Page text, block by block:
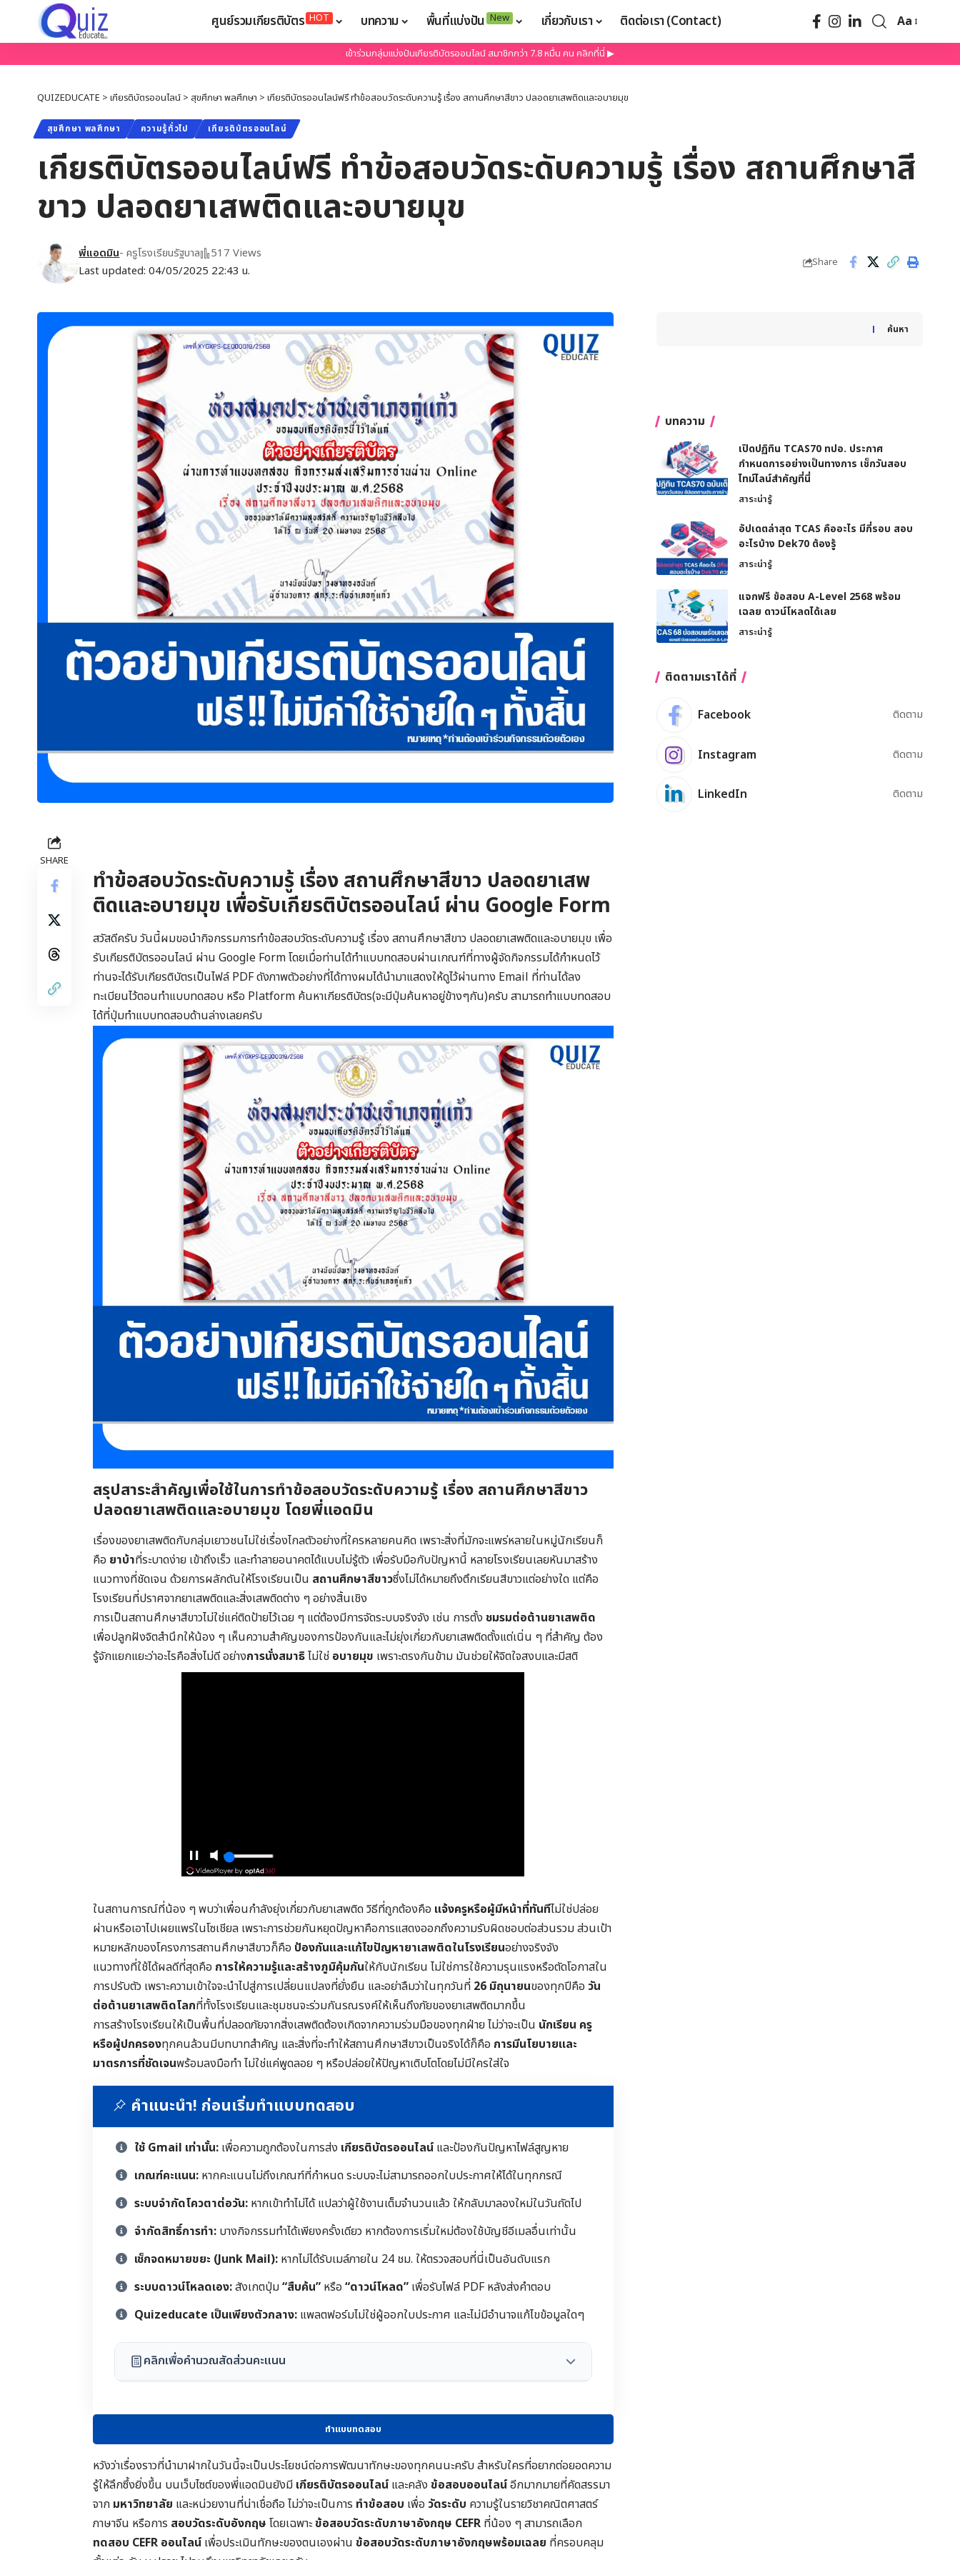
ศูนย์รวมเกียรติบัตร HOT บทความ พื้นที่แบ่งปัน New เกี่ยวกับเรา ติดต่อเรา (Contact) Aa
เข้าร่วมกลุ่มแบ่งปันเกียรติบัตรออนไลน์ สมาชิกกว่า 7.8 หมื่น คน คลิกที่นี่ ▶
QUIZEDUCATE > เกียรติบัตรออนไลน์ > สุขศึกษา พลศึกษา > เกียรติบัตรออนไลน์ฟรี ทำข้อสอบวัดระดับความรู้ เรื่อง สถานศึกษาสีขาว ปลอดยาเสพติดและอบายมุข
สุขศึกษา พลศึกษา ความรู้ทั่วไป เกียรติบัตรออนไลน์
เกียรติบัตรออนไลน์ฟรี ทำข้อสอบวัดระดับความรู้ เรื่อง สถานศึกษาสี
ขาว ปลอดยาเสพติดและอบายมุข
Last updated: 04/05/2025 22:43 น.
พี่แอดมิน- ครูโรงเรียนรัฐบาล 517 Views
Share
SHARE
ทำข้อสอบวัดระดับความรู้ เรื่อง สถานศึกษาสีขาว ปลอดยาเสพ
ติดและอบายมุข เพื่อรับเกียรติบัตรออนไลน์ ผ่าน Google Form
สวัสดีครับ วันนี้ผมขอนำกิจกรรมการทำข้อสอบวัดระดับความรู้ เรื่อง สถานศึกษาสีขาว ปลอดยาเสพติดและอบายมุข เพื่อ
รับเกียรติบัตรออนไลน์ ผ่าน Google Form โดยเมื่อท่านได้ทำแบบทดสอบผ่านเกณฑ์ที่ทางผู้จัดกิจกรรมได้กำหนดไว้
ท่านจะได้รับเกียรติบัตรเป็นไฟล์ PDF ดังภาพตัวอย่างที่ได้ทางผมได้นำมาแสดงให้ดูไว้ผ่านทาง Email ที่ท่านได้ลง
ทะเบียนไว้ตอนทำแบบทดสอบ หรือ Platform ค้นหาเกียรติบัตร(จะมีปุ่มค้นหาอยู่ข้างๆกัน)ครับ สามารถทำแบบทดสอบ
ได้ที่ปุ่มทำแบบทดสอบด้านล่างเลยครับ
สรุปสาระสำคัญเพื่อใช้ในการทำข้อสอบวัดระดับความรู้ เรื่อง สถานศึกษาสีขาว
ปลอดยาเสพติดและอบายมุข โดยพี่แอดมิน
​เรื่องของยาเสพติดกับกลุ่มเยาวชนไม่ใช่เรื่องไกลตัวอย่างที่ใครหลายคนคิด เพราะสิ่งที่มักจะแพร่หลายในหมู่นักเรียนก็
คือ ยาบ้าที่ระบาดง่าย เข้าถึงเร็ว และทำลายอนาคตได้แบบไม่รู้ตัว เพื่อรับมือกับปัญหานี้ หลายโรงเรียนเลยหันมาสร้าง
แนวทางที่ชัดเจน ด้วยการผลักดันให้โรงเรียนเป็น สถานศึกษาสีขาวซึ่งไม่ได้หมายถึงตึกเรียนสีขาวแต่อย่างใด แต่คือ
โรงเรียนที่ปราศจากยาเสพติดและสิ่งเสพติดต่าง ๆ อย่างสิ้นเชิง
การเป็นสถานศึกษาสีขาวไม่ใช่แค่ติดป้ายไว้เฉย ๆ แต่ต้องมีการจัดระบบจริงจัง เช่น การตั้ง ชมรมต่อต้านยาเสพติด
เพื่อปลูกฝังจิตสำนึกให้น้อง ๆ เห็นความสำคัญของการป้องกันและไม่ยุ่งเกี่ยวกับยาเสพติดตั้งแต่เนิ่น ๆ ที่สำคัญ ต้อง
รู้จักแยกแยะว่าอะไรคือสิ่งไม่ดี อย่างการนั่งสมาธิไม่ใช่ อบายมุข เพราะตรงกันข้าม มันช่วยให้จิตใจสงบและมีสติ
ในสถานการณ์ที่น้อง ๆ พบว่าเพื่อนกำลังยุ่งเกี่ยวกับยาเสพติด วิธีที่ถูกต้องคือ แจ้งครูหรือผู้มีหน้าที่ทันทีไม่ใช่ปล่อย
ผ่านหรือเอาไปเผยแพร่ในโซเชียล เพราะการช่วยกันหยุดปัญหาคือการแสดงออกถึงความรับผิดชอบต่อส่วนรวม ส่วนเป้า
หมายหลักของโครงการสถานศึกษาสีขาวก็คือ ป้องกันและแก้ไขปัญหายาเสพติดในโรงเรียนอย่างจริงจัง
แนวทางที่ใช้ได้ผลดีที่สุดคือ การให้ความรู้และสร้างภูมิคุ้มกันให้กับนักเรียน ไม่ใช่การใช้ความรุนแรงหรือตัดโอกาสใน
การปรับตัว เพราะความเข้าใจจะนำไปสู่การเปลี่ยนแปลงที่ยั่งยืน และอย่าลืมว่าในทุกวันที่ 26 มิถุนายนของทุกปีคือ วัน
ต่อต้านยาเสพติดโลกที่ทั้งโรงเรียนและชุมชนจะร่วมกันรณรงค์ให้เห็นถึงภัยของยาเสพติดมากขึ้น
การสร้างโรงเรียนให้เป็นพื้นที่ปลอดภัยจากสิ่งเสพติดต้องเกิดจากความร่วมมือของทุกฝ่าย ไม่ว่าจะเป็น นักเรียน ครู
หรือผู้ปกครองทุกคนล้วนมีบทบาทสำคัญ และสิ่งที่จะทำให้สถานศึกษาสีขาวเป็นจริงได้ก็คือ การมีนโยบายและ
มาตรการที่ชัดเจนพร้อมลงมือทำ ไม่ใช่แค่พูดลอย ๆ หรือปล่อยให้ปัญหาเติบโตโดยไม่มีใครใส่ใจ
คำแนะนำ! ก่อนเริ่มทำแบบทดสอบ
ใช้ Gmail เท่านั้น: เพื่อความถูกต้องในการส่ง เกียรติบัตรออนไลน์ และป้องกันปัญหาไฟล์สูญหาย
เกณฑ์คะแนน: หากคะแนนไม่ถึงเกณฑ์ที่กำหนด ระบบจะไม่สามารถออกใบประกาศให้ได้ในทุกกรณี
ระบบจำกัดโควตาต่อวัน: หากเข้าทำไม่ได้ แปลว่าผู้ใช้งานเต็มจำนวนแล้ว ให้กลับมาลองใหม่ในวันถัดไป
จำกัดสิทธิ์การทำ: บางกิจกรรมทำได้เพียงครั้งเดียว หากต้องการเริ่มใหม่ต้องใช้บัญชีอีเมลอื่นเท่านั้น
เช็กจดหมายขยะ (Junk Mail): หากไม่ได้รับเมล์ภายใน 24 ชม. ให้ตรวจสอบที่นี่เป็นอันดับแรก
ระบบดาวน์โหลดเอง:สังเกตปุ่ม“สืบค้น” หรือ “ดาวน์โหลด” เพื่อรับไฟล์ PDF หลังส่งคำตอบ
Quizeducate เป็นเพียงตัวกลาง: แพลตฟอร์มไม่ใช่ผู้ออกใบประกาศ และไม่มีอำนาจแก้ไขข้อมูลใดๆ
คลิกเพื่อคำนวณสัดส่วนคะแนน
ทำแบบทดสอบ
หวังว่าเรื่องราวที่นำมาฝากในวันนี้จะเป็นประโยชน์ต่อการพัฒนาทักษะของทุกคนนะครับ สำหรับใครที่อยากต่อยอดความ
รู้ให้ลึกซึ้งยิ่งขึ้น บนเว็บไซต์ของพี่แอดมินยังมี เกียรติบัตรออนไลน์ และคลัง ข้อสอบออนไลน์อีกมากมายที่คัดสรรมา
จาก มหาวิทยาลัย และหน่วยงานที่น่าเชื่อถือ ไม่ว่าจะเป็นการ ทำข้อสอบ เพื่อ วัดระดับ ความรู้ในรายวิชาคณิตศาสตร์
ภาษาจีน หรือการ สอบวัดระดับอังกฤษ โดยเฉพาะข้อสอบวัดระดับภาษาอังกฤษ CEFR ที่น้อง ๆ สามารถเลือก
ทดสอบ CEFR ออนไลน์ เพื่อประเมินทักษะของตนเองผ่าน ข้อสอบวัดระดับภาษาอังกฤษพร้อมเฉลย ที่ครอบคลุม
ค้นหา
When autocomplete results are available use up and
บทความ
เปิดปฏิทิน TCAS70 ทปอ. ประกาศ
กำหนดการอย่างเป็นทางการ เช็กวันสอบ
ไทม์ไลน์สำคัญที่นี่
สาระน่ารู้
อัปเดตล่าสุด TCAS คืออะไร มีกี่รอบ สอบ
อะไรบ้าง Dek70 ต้องรู้
สาระน่ารู้
แจกฟรี ข้อสอบ A-Level 2568 พร้อม
เฉลย ดาวน์โหลดได้เลย
สาระน่ารู้
ติดตามเราได้ที่
Facebook ติดตาม
Instagram ติดตาม
LinkedIn ติดตาม